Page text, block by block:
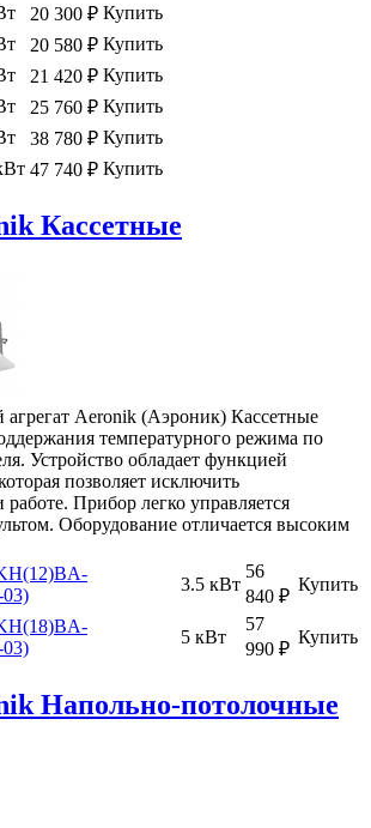
20 300 ₽ Купить
20 580 ₽ Купить
21 420 ₽ Купить
25 760 ₽ Купить
38 780 ₽ Купить
47 740 ₽ Купить
Кассетные
Aeronik (Аэроник) Кассетные
температурного режима по
Устройство обладает функцией
позволяет исключить
Прибор легко управляется
Оборудование отличается высоким
3.5 кВт
56
840 ₽
Купить
5 кВт
57
990 ₽
Купить
Напольно-потолочные